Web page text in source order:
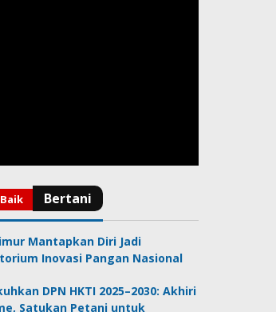
Mantapkan Diri Jadi
Inovasi Pangan Nasional
DPN HKTI 2025–2030: Akhiri
Satukan Petani untuk